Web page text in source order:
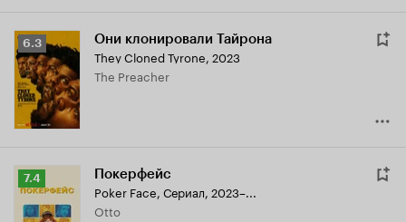
Рейтинг
Кинопоиска
6.3
6.3 Они клонировали Тайрона
They Cloned Tyrone, 2023
The Preacher
Рейтинг
Кинопоиска
7.4
7.4 Покерфейс
Poker Face, Сериал, 2023–...
Otto